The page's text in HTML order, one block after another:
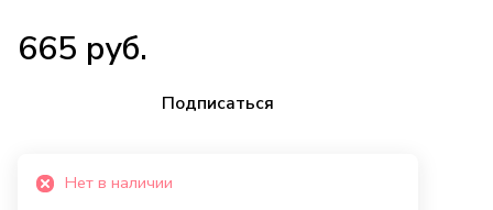
665 руб.
Подписаться
Нет в наличии